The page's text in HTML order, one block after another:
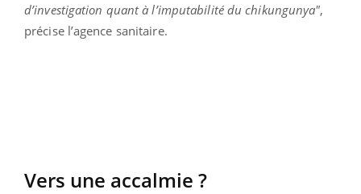
d’investigation quant à l’imputabilité du chikungunya",
précise l’agence sanitaire.
Vers une accalmie ?